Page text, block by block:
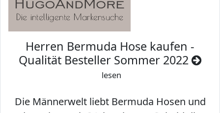
Herren Bermuda Hose kaufen -
Qualität Besteller Sommer 2022
lesen
Die Männerwelt liebt Bermuda Hosen und